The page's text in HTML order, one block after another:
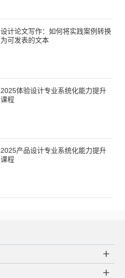
设计论文写作：如何将实践案例转换
为可发表的文本
2025体验设计专业系统化能力提升
课程
2025产品设计专业系统化能力提升
课程